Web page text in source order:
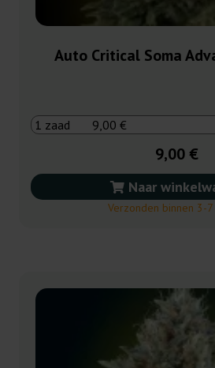
Auto Critical Soma
9,00 €
Naar
Verzonden binnen 3-